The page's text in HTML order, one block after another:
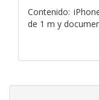
Contenido:
de 1 m y